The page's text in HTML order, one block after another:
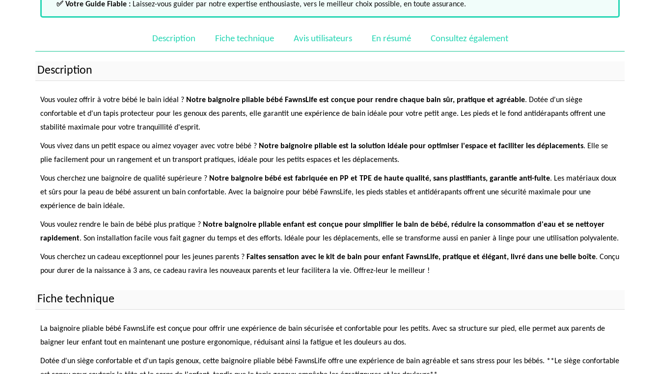
✅ Votre Guide Fiable : Laissez-vous guider par notre expertise enthousiaste, vers le meilleur choix possible, en toute assurance.
Description Fiche technique Avis utilisateurs En résumé Consultez également
Description
Vous voulez offrir à votre bébé le bain idéal ? Notre baignoire pliable bébé FawnsLife est conçue pour rendre chaque bain sûr, pratique et agréable. Dotée d'un siège
confortable et d'un tapis protecteur pour les genoux des parents, elle garantit une expérience de bain idéale pour votre petit ange. Les pieds et le fond antidérapants offrent une
stabilité maximale pour votre tranquillité d'esprit.
Vous vivez dans un petit espace ou aimez voyager avec votre bébé ? Notre baignoire pliable est la solution idéale pour optimiser l'espace et faciliter les déplacements. Elle se
plie facilement pour un rangement et un transport pratiques, idéale pour les petits espaces et les déplacements.
Vous cherchez une baignoire de qualité supérieure ? Notre baignoire bébé est fabriquée en PP et TPE de haute qualité, sans plastifiants, garantie anti-fuite. Les matériaux doux
et sûrs pour la peau de bébé assurent un bain confortable. Avec la baignoire pour bébé FawnsLife, les pieds stables et antidérapants offrent une sécurité maximale pour une
expérience de bain idéale.
Vous voulez rendre le bain de bébé plus pratique ? Notre baignoire pliable enfant est conçue pour simplifier le bain de bébé, réduire la consommation d'eau et se nettoyer
rapidement. Son installation facile vous fait gagner du temps et des efforts. Idéale pour les déplacements, elle se transforme aussi en panier à linge pour une utilisation polyvalente.
Vous cherchez un cadeau exceptionnel pour les jeunes parents ? Faites sensation avec le kit de bain pour enfant FawnsLife, pratique et élégant, livré dans une belle boîte. Conçu
pour durer de la naissance à 3 ans, ce cadeau ravira les nouveaux parents et leur facilitera la vie. Offrez-leur le meilleur !
Fiche technique
La baignoire pliable bébé FawnsLife est conçue pour offrir une expérience de bain sécurisée et confortable pour les petits. Avec sa structure sur pied, elle permet aux parents de
baigner leur enfant tout en maintenant une posture ergonomique, réduisant ainsi la fatigue et les douleurs au dos.
Dotée d'un siège confortable et d'un tapis genoux, cette baignoire pliable bébé FawnsLife offre une expérience de bain agréable et sans stress pour les bébés. **Le siège confortable